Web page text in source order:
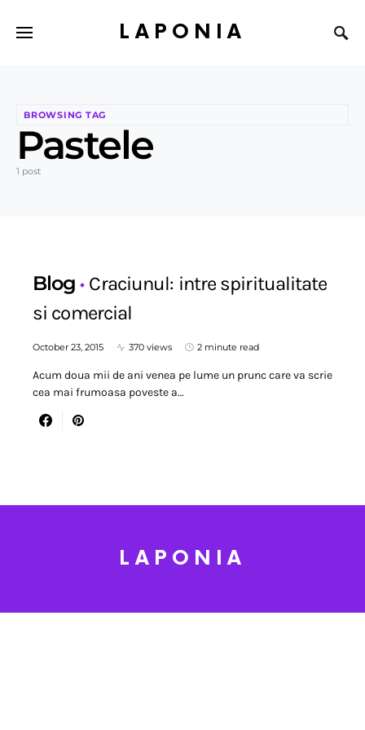
LAPONIA
BROWSING TAG
Pastele
1 post
Blog
Craciunul: intre spiritualitate
si comercial
October 23, 2015 370 views 2 minute read
Acum doua mii de ani venea pe lume un prunc care va scrie
cea mai frumoasa poveste a…
LAPONIA